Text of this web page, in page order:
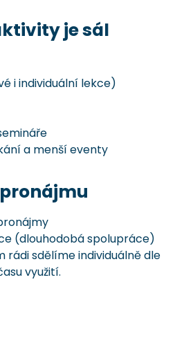
je sál
i individuální lekce)
a menší eventy
(dlouhodobá spolupráce)
rádi sdělíme individuálně dle
využití.